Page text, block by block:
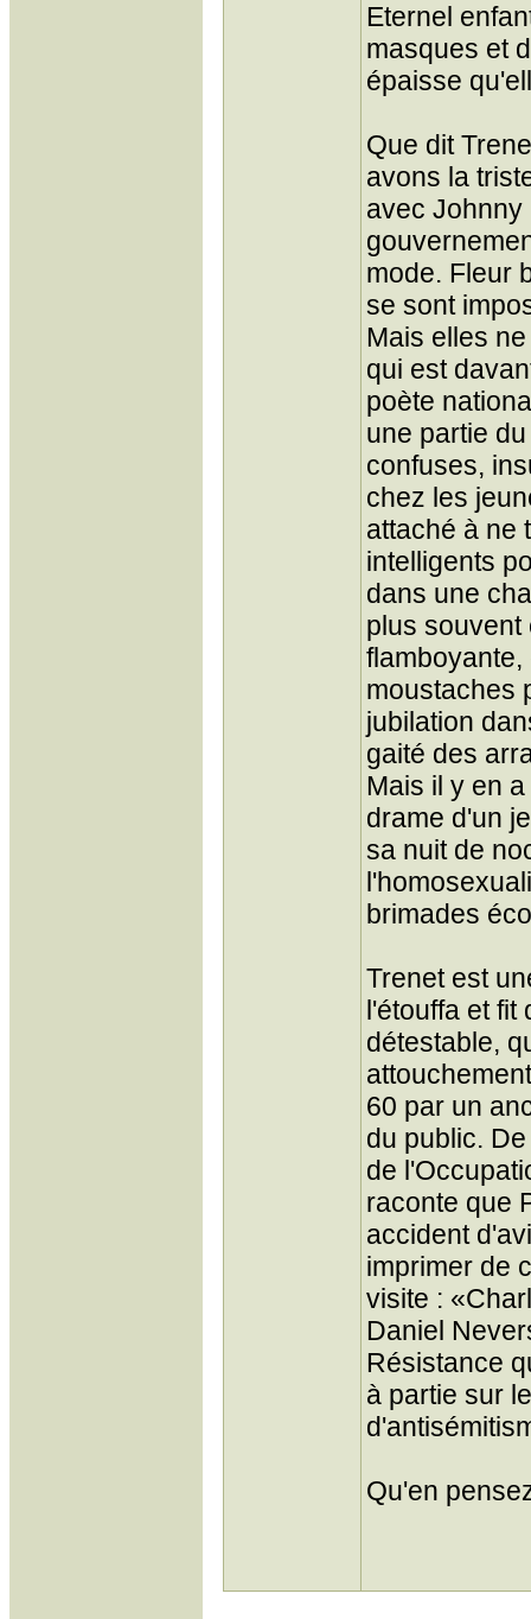
Eternel
masques et
épaisse
Que dit
avons la
avec Johnny
mode. Fleur
se sont
Mais elles
qui est
poète
une partie
confuses,
chez les
attaché à ne
intelligents
dans une
plus souvent
moustaches
jubilation
gaité des
Mais il y en
drame d'un
sa nuit de
brimades
Trenet est
l'étouffa et fit
détestable,
60 par un
du public.
de
raconte que
accident
imprimer de
visite :
Daniel
Résistance
à partie sur
Qu'en